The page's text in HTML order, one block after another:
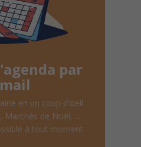
par
en un coup d'oeil
Marchés de Noël, ...
à tout moment